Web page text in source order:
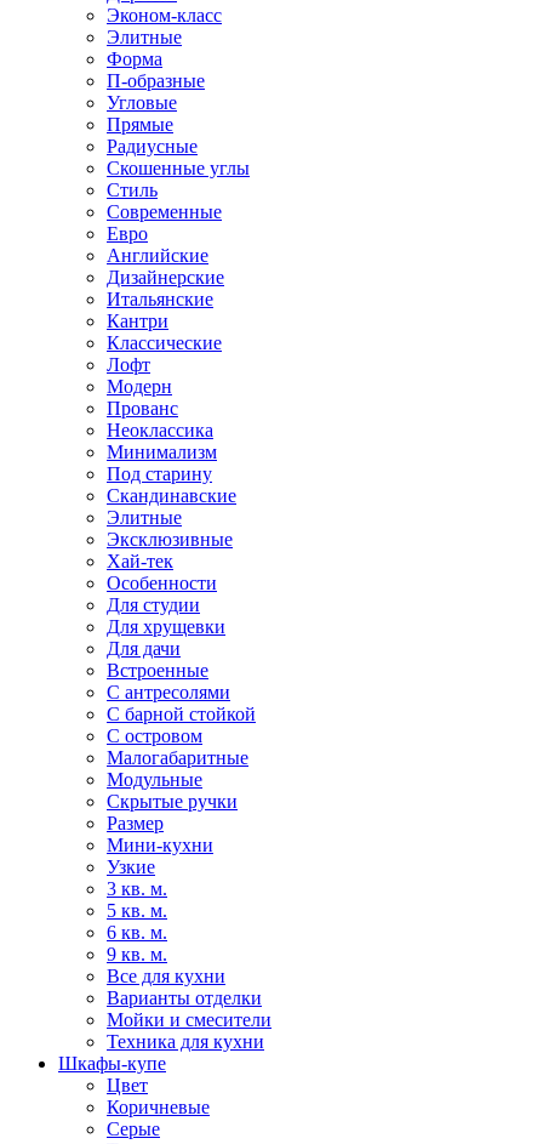
Эконом-класс
Элитные
Форма
П-образные
Угловые
Прямые
Радиусные
Скошенные углы
Стиль
Современные
Евро
Английские
Дизайнерские
Итальянские
Кантри
Классические
Лофт
Модерн
Прованс
Неоклассика
Минимализм
Под старину
Скандинавские
Элитные
Эксклюзивные
Хай-тек
Особенности
Для студии
Для хрущевки
Для дачи
Встроенные
С антресолями
С барной стойкой
С островом
Малогабаритные
Модульные
Скрытые ручки
Размер
Мини-кухни
Узкие
3 кв. м.
5 кв. м.
6 кв. м.
9 кв. м.
Все для кухни
Варианты отделки
Мойки и смесители
Техника для кухни
Шкафы-купе
Цвет
Коричневые
Серые